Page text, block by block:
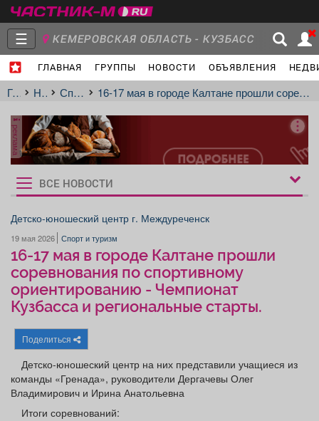
☰ КЕМЕРОВСКАЯ ОБЛАСТЬ - КУЗБАСС
ГЛАВНАЯ ГРУППЫ НОВОСТИ ОБЪЯВЛЕНИЯ
Главная
Группы
Объявления Недвижимость Услуги
Работа Транспорт
Афиша
ГлавнаяНовости
Спорт и туризм 16-17 мая в городе Калтане прошли соревнования по спортивному ориентированию - Чемпионат Кузбасса и региональные старты.
реклама
Рукбрики
новостей
ВСЕ НОВОСТИ
Детско-юношеский центр г. Междуреченск
19 мая 2026 Спорт и туризм
16-17 мая в городе Калтане прошли
соревнования по спортивному
ориентированию - Чемпионат
Кузбасса и региональные старты.
Поделиться
Детско-юношеский центр на них представили учащиеся из
команды «Гренада», руководители Дергачевы Олег
Владимирович и Ирина Анатольевна
Итоги соревнований: